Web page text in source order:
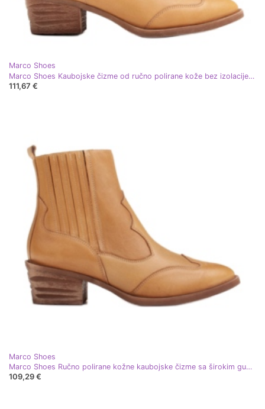
Marco Shoes
Marco Shoes Kaubojske čizme od ručno polirane kože bez izolacije žuta boja
111,67 €
Marco Shoes
Marco Shoes Ručno polirane kožne kaubojske čizme sa širokim gumenim gornjim dijelom žuta boja
109,29 €